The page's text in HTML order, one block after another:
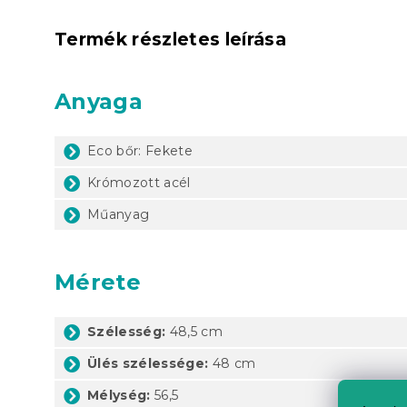
Termék részletes leírása
Anyaga
Eco bőr: Fekete
Krómozott acél
Műanyag
Mérete
Szélesség: 48,5 cm
Ülés szélessége: 48 cm
Mélység: 56,5